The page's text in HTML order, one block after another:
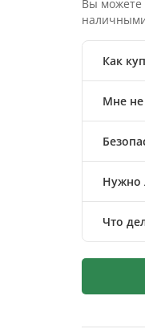
Вы можете
Как
Мне не
Нужно
Что